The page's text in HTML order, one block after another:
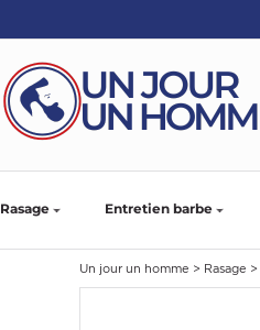
Rasage Entretien barbe
Un jour un homme > Rasage >